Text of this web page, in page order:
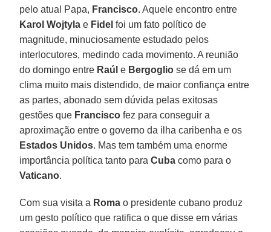
pelo atual Papa, Francisco. Aquele encontro entre
Karol Wojtyla e Fidel foi um fato político de
magnitude, minuciosamente estudado pelos
interlocutores, medindo cada movimento. A reunião
do domingo entre Raúl e Bergoglio se dá em um
clima muito mais distendido, de maior confiança entre
as partes, abonado sem dúvida pelas exitosas
gestões que Francisco fez para conseguir a
aproximação entre o governo da ilha caribenha e os
Estados Unidos. Mas tem também uma enorme
importância política tanto paraCuba como para o
Vaticano.
Com sua visita a Roma o presidente cubano produz
um gesto político que ratifica o que disse em várias